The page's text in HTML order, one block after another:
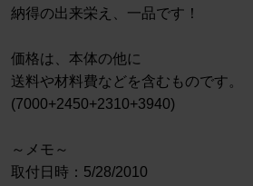
納得の出来栄え、一品です！
価格は、本体の他に
送料や材料費などを含むものです。
(7000+2450+2310+3940)
～メモ～
取付日時：5/28/2010